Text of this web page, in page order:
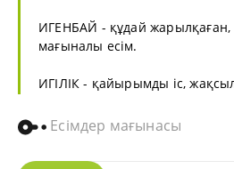
ИГЕНБАЙ - құдай жарылқаған,
мағыналы есім.
ИГІЛІК - қайырымды іс,
Есімдер мағынасы